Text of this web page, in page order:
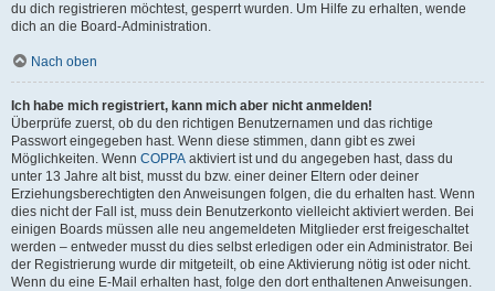
du dich registrieren möchtest, gesperrt wurden. Um Hilfe zu erhalten, wende
dich an die Board-Administration.
Nach oben
Ich habe mich registriert, kann mich aber nicht anmelden!
Überprüfe zuerst, ob du den richtigen Benutzernamen und das richtige
Passwort eingegeben hast. Wenn diese stimmen, dann gibt es zwei
Möglichkeiten. Wenn COPPA aktiviert ist und du angegeben hast, dass du
unter 13 Jahre alt bist, musst du bzw. einer deiner Eltern oder deiner
Erziehungsberechtigten den Anweisungen folgen, die du erhalten hast. Wenn
dies nicht der Fall ist, muss dein Benutzerkonto vielleicht aktiviert werden. Bei
einigen Boards müssen alle neu angemeldeten Mitglieder erst freigeschaltet
werden – entweder musst du dies selbst erledigen oder ein Administrator. Bei
der Registrierung wurde dir mitgeteilt, ob eine Aktivierung nötig ist oder nicht.
Wenn du eine E-Mail erhalten hast, folge den dort enthaltenen Anweisungen.